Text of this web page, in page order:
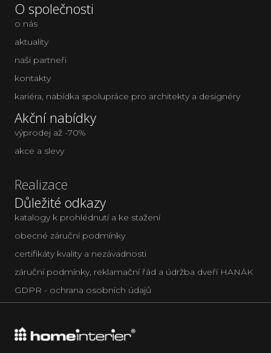
O společnosti
o nás
aktuality
naši partneři
kontakty
kariéra, nabídka spolupráce pro architekty a designéry
Akční nabídky
výprodej až -70%
akce a slevy
Realizace
Důležité odkazy
katalogy k prohlédnutí a ke stažení
obecné záruční podmínky
certifikáty kvality a nezávadnosti
záruční podmínky, reklamační řád a údržba dveří HANÁK
GDPR - ochrana osobních údajů